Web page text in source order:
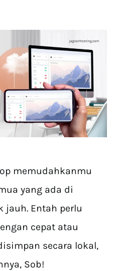
memudahkanmu
yang ada di
jauh. Entah perlu
cepat atau
secara lokal,
Sob!